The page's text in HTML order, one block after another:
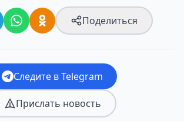
Поделиться
Следите в Telegram
Прислать новость